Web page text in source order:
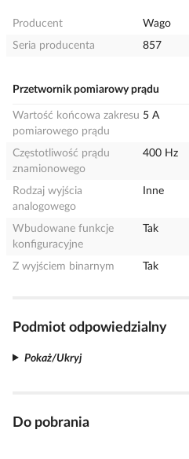
Producent
Wago
Seria producenta
857
Przetwornik pomiarowy prądu
Wartość końcowa zakresu
pomiarowego prądu
5 A
Częstotliwość prądu
znamionowego
400 Hz
Rodzaj wyjścia
analogowego
Inne
Wbudowane funkcje
konfiguracyjne
Tak
Z wyjściem binarnym Tak
Podmiot odpowiedzialny
Pokaż/Ukryj
Do pobrania